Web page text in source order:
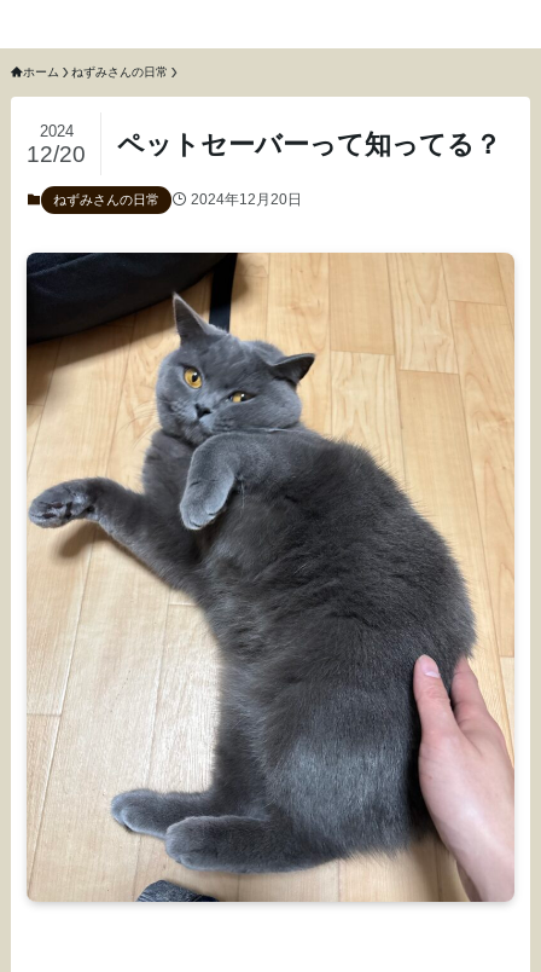
ホーム ねずみさんの日常
ペットセーバーって知ってる？
2024
12/20
ねずみさんの日常 2024年12月20日